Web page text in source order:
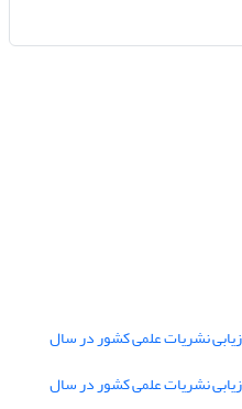
نشریات علمی کشور در سال
نشریات علمی کشور در سال